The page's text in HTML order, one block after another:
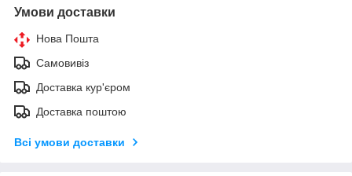
Умови доставки
Нова Пошта
Самовивіз
Доставка кур'єром
Доставка поштою
Всі умови доставки